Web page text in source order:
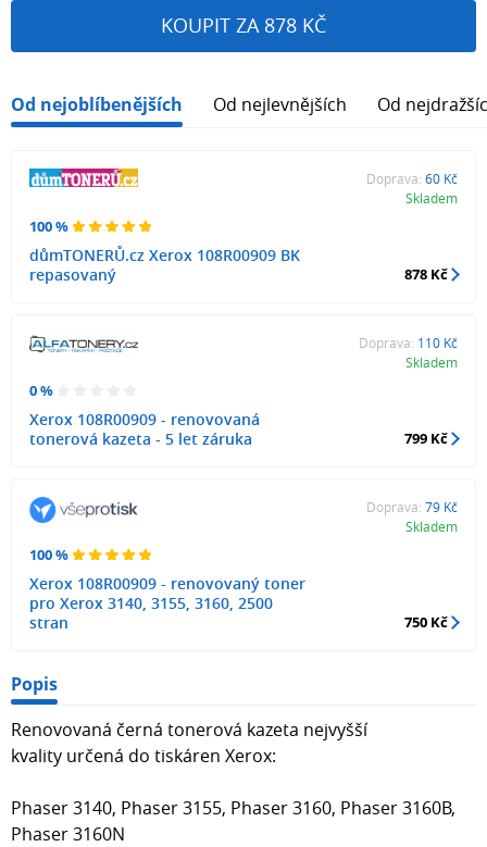
KOUPIT ZA 878 KČ
Od nejoblíbenějších Od nejlevnějších Od
100 %
důmTONERŮ.cz Xerox 108R00909 BK
repasovaný
Doprava: 60 Kč
Skladem
878 Kč
0 %
Xerox 108R00909 - renovovaná
tonerová kazeta - 5 let záruka
Doprava: 110 Kč
Skladem
799 Kč
100 %
Xerox 108R00909 - renovovaný toner
pro Xerox 3140, 3155, 3160, 2500
stran
Doprava: 79 Kč
Skladem
750 Kč
Popis
Renovovaná černá tonerová kazeta nejvyšší
kvality určená do tiskáren Xerox:
Phaser 3140, Phaser 3155, Phaser 3160, Phaser 3160B,
Phaser 3160N